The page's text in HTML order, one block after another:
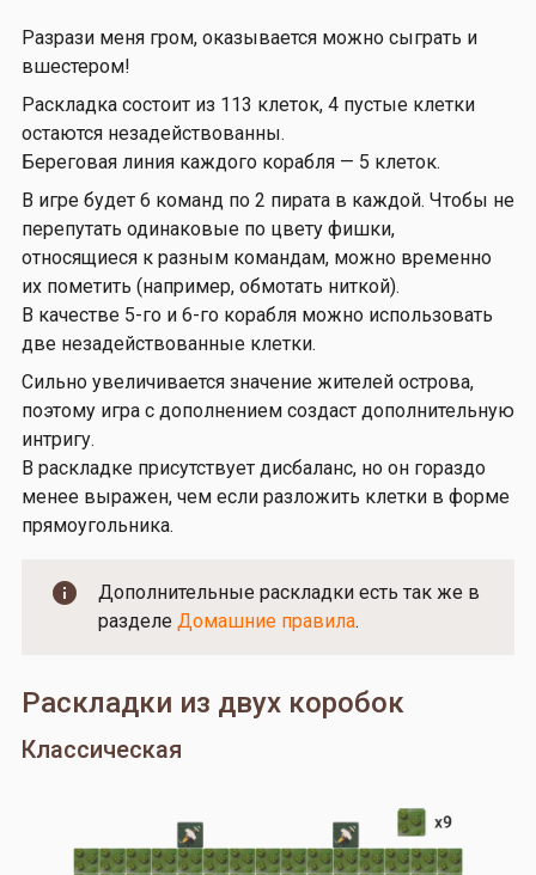
Разрази меня гром, оказывается можно сыграть и
вшестером!
Раскладка состоит из 113 клеток, 4 пустые клетки
остаются незадействованны.
Береговая линия каждого корабля — 5 клеток.
В игре будет 6 команд по 2 пирата в каждой. Чтобы не
перепутать одинаковые по цвету фишки,
относящиеся к разным командам, можно временно
их пометить (например, обмотать ниткой).
В качестве 5-го и 6-го корабля можно использовать
две незадействованные клетки.
Сильно увеличивается значение жителей острова,
поэтому игра с дополнением создаст дополнительную
интригу.
В раскладке присутствует дисбаланс, но он гораздо
менее выражен, чем если разложить клетки в форме
прямоугольника.
Дополнительные раскладки есть так же в
разделе Домашние правила.
Раскладки из двух коробок
Классическая